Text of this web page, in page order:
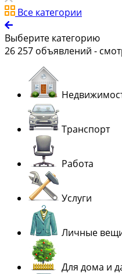
Все категории
Выберите категорию
26 257 объявлений -
Транспорт
Работа
Услуги
Личные
Для дома и